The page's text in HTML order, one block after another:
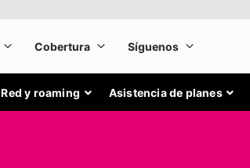
Red y roaming Asistencia de planes